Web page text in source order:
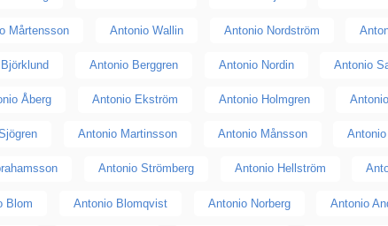
Mårtensson Antonio Wallin Antonio Nordström
Antonio Berggren Antonio Nordin Antonio
Åberg Antonio Ekström Antonio Holmgren
Antonio Martinsson Antonio Månsson
Antonio Strömberg Antonio Hellström
Blom Antonio Blomqvist Antonio Norberg Antonio